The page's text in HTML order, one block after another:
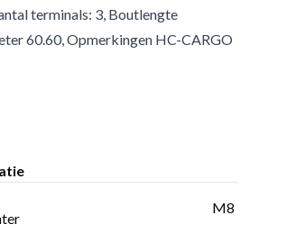
terminals: 3, Boutlengte
60.60, Opmerkingen HC-CARGO
M8